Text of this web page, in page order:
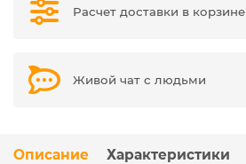
Расчет доставки в корзине
Живой чат с людьми
Описание Характеристики